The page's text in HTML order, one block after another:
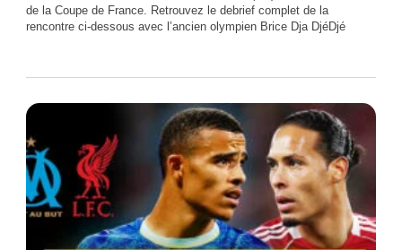
de la Coupe de France. Retrouvez le debrief complet de la
rencontre ci-dessous avec l’ancien olympien Brice Dja DjéDjé